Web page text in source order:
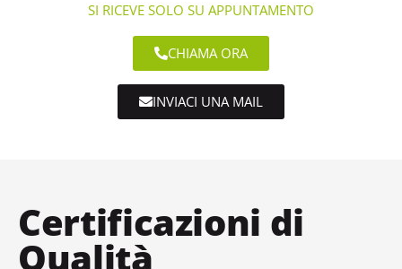
SI RICEVE SOLO SU APPUNTAMENTO
CHIAMA ORA
INVIACI UNA MAIL
Certificazioni di
Qualità